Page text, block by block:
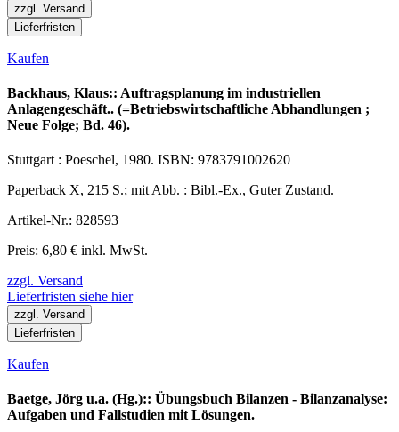
zzgl. Versand
Lieferfristen
Kaufen
Backhaus, Klaus:: Auftragsplanung im industriellen
Anlagengeschäft.. (=Betriebswirtschaftliche Abhandlungen ;
Neue Folge; Bd. 46).
Stuttgart : Poeschel, 1980. ISBN: 9783791002620
Paperback X, 215 S.; mit Abb. : Bibl.-Ex., Guter Zustand.
Artikel-Nr.: 828593
Preis: 6,80 € inkl. MwSt.
zzgl. Versand
Lieferfristen siehe hier
zzgl. Versand
Lieferfristen
Kaufen
Baetge, Jörg u.a. (Hg.):: Übungsbuch Bilanzen - Bilanzanalyse:
Aufgaben und Fallstudien mit Lösungen.